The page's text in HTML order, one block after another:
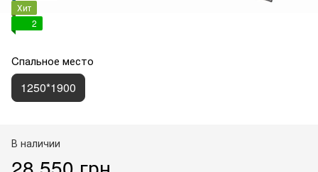
Хит
2
Cпальное место
1250*1900
В наличии